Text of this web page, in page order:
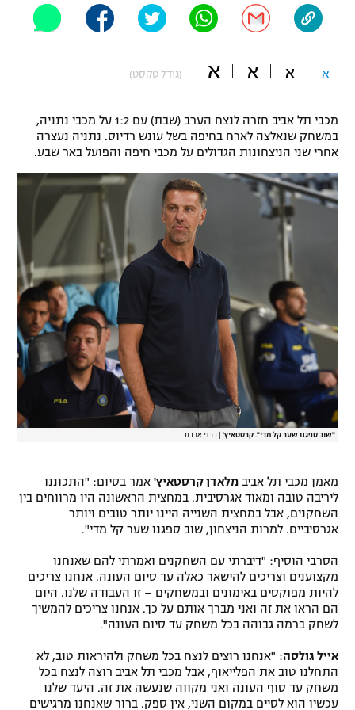
"מחצית בשכונה" – פודקאסט
משתתפים וזוכים בפרסים
תקנון משתתפים וזוכים בפרסים
תקנון עבור פעילות אלקטרה
תקנון עבור פעילות ספורט 1 – "מרלן"
טניס
גיימינג E-Sports
תנאי שימוש
מדיניות פרטיות
תקנון פעילות ספורט 1
רשיון להקרנה פומבית לבית עסק
הצטרפות לחבילת הערוצים
תגיות
המגזין
אופניים
ספורט מוטורי
פוטבול אמריקאי NFL
בייסבול MLB
ספורט אתגרי ואקסטרים
אומנויות לחימה
גיימינג E-Sports
א א א א (גודל טקסט)
מכבי תל אביב חזרה לנצח הערב (שבת) עם 1:2 על מכבי נתניה,
במשחק שנאלצה לארח בחיפה בשל עונש רדיוס. נתניה נעצרה
אחרי שני הניצחונות הגדולים על מכבי חיפה והפועל באר שבע.
"שוב ספגנו שער קל מדי". קרסטאיץ' ברני ארדוב
מאמן מכבי תל אביב מלאדן קרסטאיץ' אמר בסיום: "התכוננו
ליריבה טובה ומאוד אגרסיבית. במחצית הראשונה היו מרווחים בין
השחקנים, אבל במחצית השנייה היינו יותר טובים ויותר
אגרסיביים. למרות הניצחון, שוב ספגנו שער קל מדי".
הסרבי הוסיף: "דיברתי עם השחקנים ואמרתי להם שאנחנו
מקצוענים וצריכים להישאר כאלה עד סיום העונה. אנחנו צריכים
להיות מפוקסים באימונים ובמשחקים – זו העבודה שלנו. היום
הם הראו את זה ואני מברך אותם על כך. אנחנו צריכים להמשיך
לשחק ברמה גבוהה בכל משחק עד סיום העונה".
אייל גולסה: "אנחנו רוצים לנצח בכל משחק ולהיראות טוב, לא
התחלנו טוב את הפלייאוף, אבל מכבי תל אביב רוצה לנצח בכל
משחק עד סוף העונה ואני מקווה שנעשה את זה. היעד שלנו
עכשיו הוא לסיים במקום השני, אין ספק. ברור שאנחנו מרגישים